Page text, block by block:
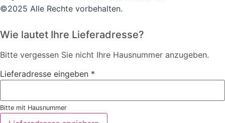
©2025 Alle Rechte vorbehalten.
Wie lautet Ihre Lieferadresse?
Bitte vergessen Sie nicht Ihre Hausnummer anzugeben.
Lieferadresse eingeben *
Bitte mit Hausnummer